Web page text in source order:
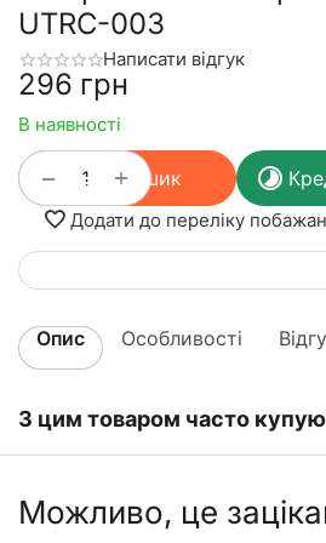
UTRC-003
Написати відгук
‍296‍ грн
В наявності
+
− У кошик
Додати до переліку
Опис Особливості
З цим товаром часто
Можливо, це